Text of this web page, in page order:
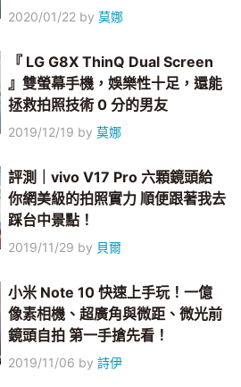
2020/01/22 by莫娜
『 LG G8X ThinQ Dual Screen
』雙螢幕手機，娛樂性十足，還能
拯救拍照技術 0 分的男友
2019/12/19 by莫娜
評測｜vivo V17 Pro 六顆鏡頭給
你網美級的拍照實力 順便跟著我去
踩台中景點！
2019/11/29 by 貝爾
小米 Note 10 快速上手玩！一億
像素相機、超廣角與微距、微光前
鏡頭自拍 第一手搶先看！
2019/11/06 by詩伊